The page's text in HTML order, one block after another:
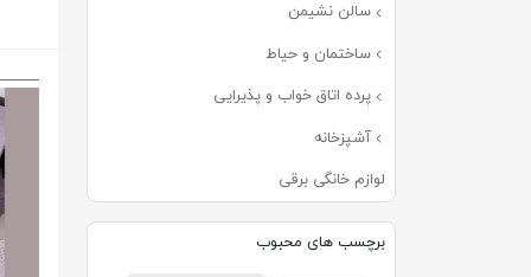
سالن نشیمن
ساختمان و حیاط
پرده اتاق خواب و پذیرایی
آشپزخانه
لوازم خانگی برقی
برچسب های محبوب